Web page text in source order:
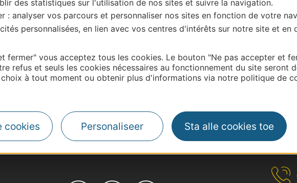
des statistiques sur l'utilisation de nos sites et suivre la navigation.
: analyser vos parcours et personnaliser nos sites en fonction de votre
personnalisées, en lien avec vos centres d'intérêts sur notre site et en
fermer" vous acceptez tous les cookies. Le bouton "Ne pas accepter et
refus et seuls les cookies nécessaires au fonctionnement du site seront
à tout moment ou obtenir plus d'informations via notre politique de
cookies Personaliseer Sta alle cookies toe
OpenStreetMap contributors